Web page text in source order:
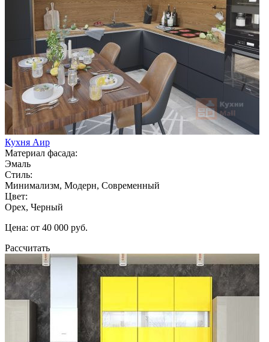
Кухня Аир
Материал фасада:
Эмаль
Стиль:
Минимализм, Модерн, Современный
Цвет:
Орех, Черный
Цена: от 40 000 руб.
Рассчитать